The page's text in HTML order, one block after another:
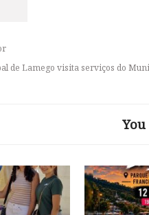
de Lamego visita serviços do